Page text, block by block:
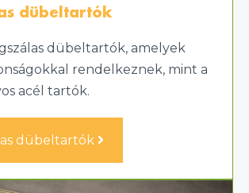
dübeltartók
dübeltartók, amelyek
rendelkeznek, mint a
acél tartók.
dübeltartók